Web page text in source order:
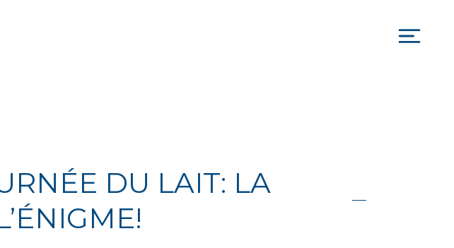
DU LAIT: LA